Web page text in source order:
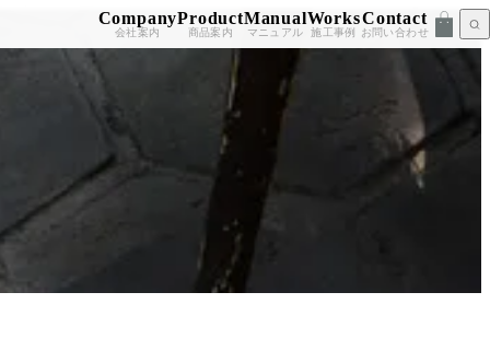
Company
会社案内
Product
商品案内
Manual
マニュアル
Works
施工事例
Contact
お問い合わせ